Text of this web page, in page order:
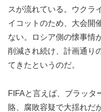
スが流れている。ウクラ
イコットのため、大会開
ない。ロシア側の懐事情
削減され続け、計画通り
てきたというのだ。
FIFAと言えば、ブラッタ
賂、腐敗容疑で大揺れだ